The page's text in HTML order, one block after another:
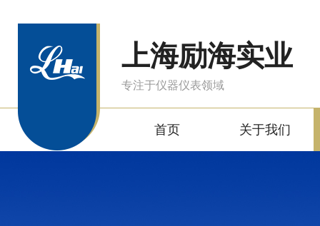
上海励海实业
专注于仪器仪表领域
首页 关于我们